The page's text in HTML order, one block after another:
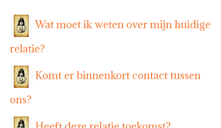
Wat moet ik weten over mijn huidige
relatie?
Komt er binnenkort contact tussen
ons?